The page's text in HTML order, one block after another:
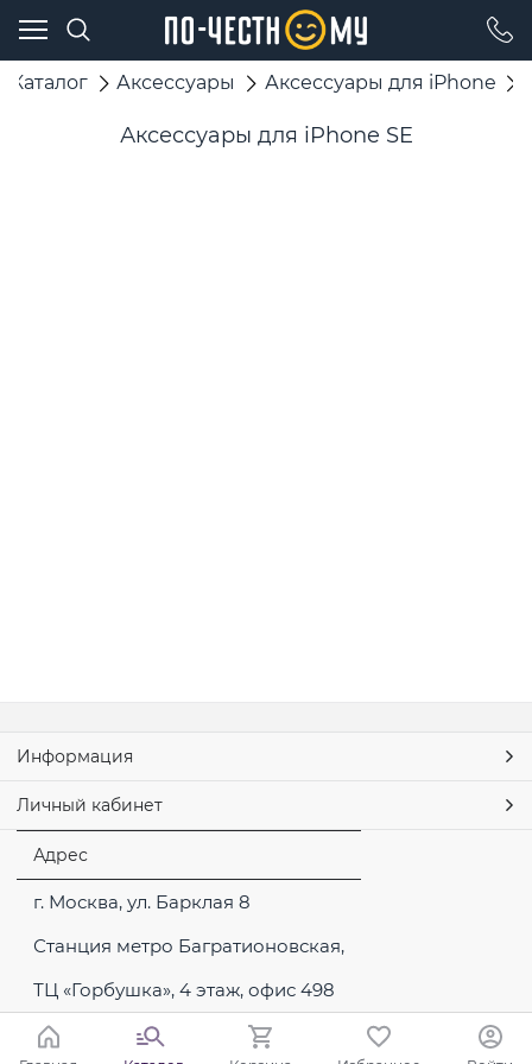
Каталог Аксессуары Аксессуары для iPhone
Аксессуары для iPhone SE
Информация
Личный кабинет
Адрес
г. Москва, ул. Барклая 8
Станция метро Багратионовская,
ТЦ «Горбушка», 4 этаж, офис 498